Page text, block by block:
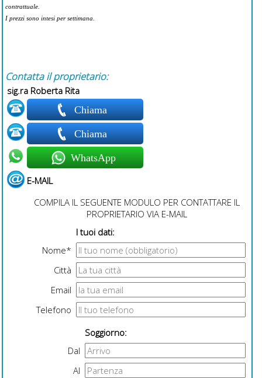
contrattuale.
I prezzi sono intesi per settimana.
Contatta il proprietario:
sig.ra Roberta Rita
Chiama
Chiama
WhatsApp
E-MAIL
COMPILA IL SEGUENTE MODULO PER CONTATTARE IL
PROPRIETARIO VIA E-MAIL
I tuoi dati:
Nome*
Città
Email
Telefono
Soggiorno:
Dal
Al